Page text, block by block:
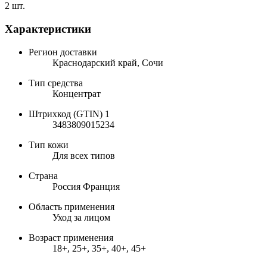
2 шт.
Характеристики
Регион доставки
Краснодарский край, Сочи
Тип средства
Концентрат
Штрихкод (GTIN) 1
3483809015234
Тип кожи
Для всех типов
Страна
Россия Франция
Область применения
Уход за лицом
Возраст применения
18+, 25+, 35+, 40+, 45+